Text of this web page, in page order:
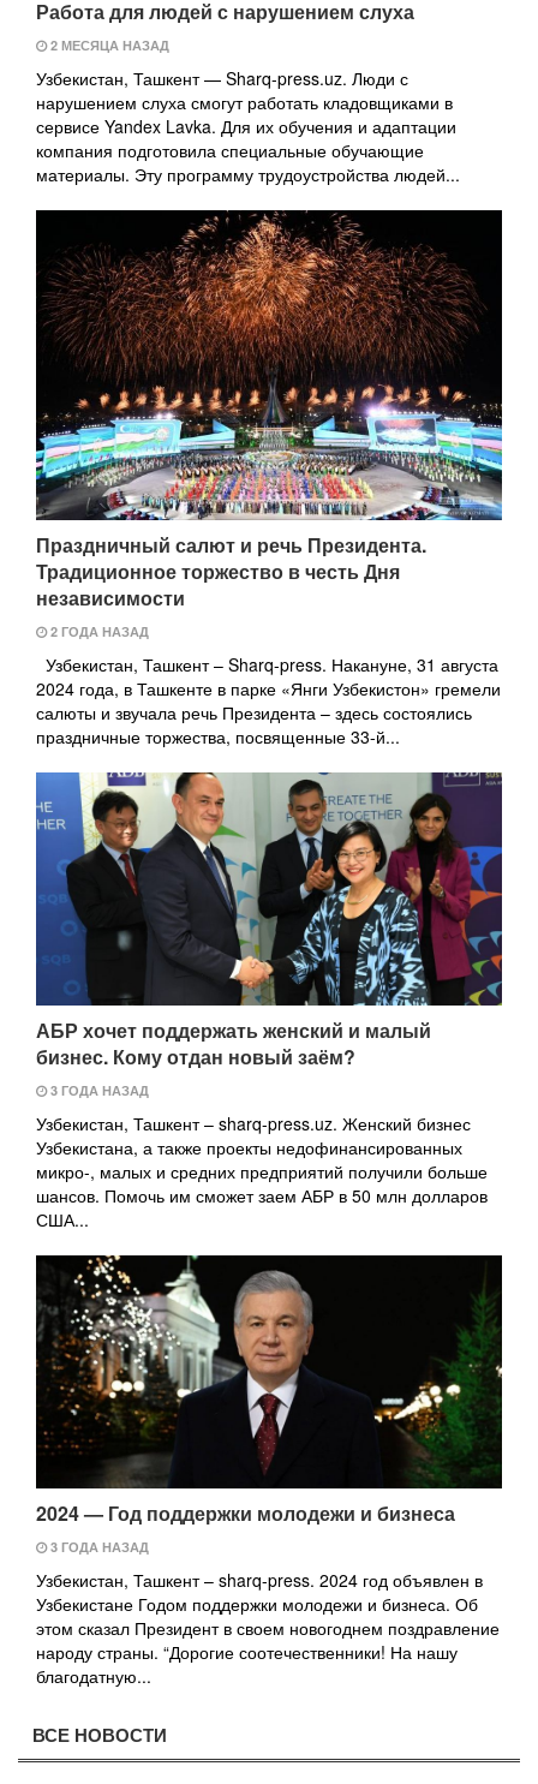
Работа для людей с нарушением слуха
2 МЕСЯЦА НАЗАД
Узбекистан, Ташкент — Sharq-press.uz. Люди с
нарушением слуха смогут работать кладовщиками в
сервисе Yandex Lavka. Для их обучения и адаптации
компания подготовила специальные обучающие
материалы. Эту программу трудоустройства людей...
Праздничный салют и речь Президента.
Традиционное торжество в честь Дня
независимости
2 ГОДА НАЗАД
Узбекистан, Ташкент – Sharq-press. Накануне, 31 августа
2024 года, в Ташкенте в парке «Янги Узбекистон» гремели
салюты и звучала речь Президента – здесь состоялись
праздничные торжества, посвященные 33-й...
АБР хочет поддержать женский и малый
бизнес. Кому отдан новый заём?
3 ГОДА НАЗАД
Узбекистан, Ташкент – sharq-press.uz. Женский бизнес
Узбекистана, а также проекты недофинансированных
микро-, малых и средних предприятий получили больше
шансов. Помочь им сможет заем АБР в 50 млн долларов
США...
2024 — Год поддержки молодежи и бизнеса
3 ГОДА НАЗАД
Узбекистан, Ташкент – sharq-press. 2024 год объявлен в
Узбекистане Годом поддержки молодежи и бизнеса. Об
этом сказал Президент в своем новогоднем поздравление
народу страны. “Дорогие соотечественники! На нашу
благодатную...
ВСЕ НОВОСТИ